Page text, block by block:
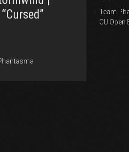
Team
CU Open